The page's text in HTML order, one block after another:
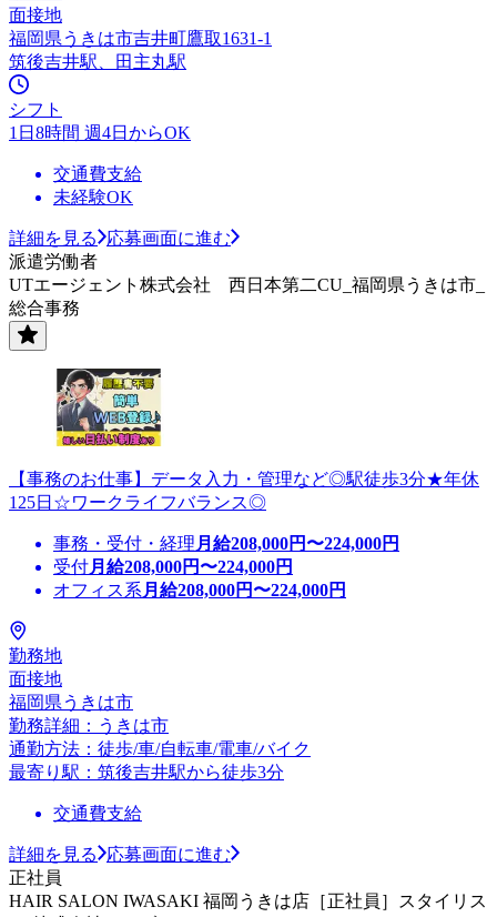
面接地
福岡県うきは市吉井町鷹取1631-1
筑後吉井駅、田主丸駅
シフト
1日8時間 週4日からOK
交通費支給
未経験OK
詳細を見る
応募画面に進む
派遣労働者
UTエージェント株式会社 西日本第二CU_福岡県うきは市_
総合事務
【事務のお仕事】データ入力・管理など◎駅徒歩3分★年休
125日☆ワークライフバランス◎
事務・受付・経理 月給208,000円〜224,000円
受付月給208,000円〜224,000円
オフィス系 月給208,000円〜224,000円
勤務地
面接地
福岡県うきは市
勤務詳細：うきは市
通勤方法：徒歩/車/自転車/電車/バイク
最寄り駅：筑後吉井駅から徒歩3分
交通費支給
詳細を見る
応募画面に進む
正社員
HAIR SALON IWASAKI 福岡うきは店［正社員］スタイリス